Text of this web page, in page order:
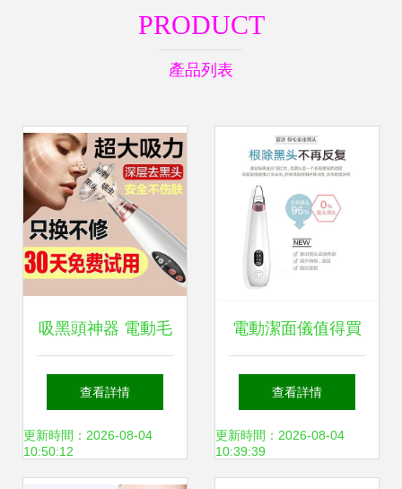
PRODUCT
產品列表
吸黑頭神器 電動毛
孔清潔儀，讓肌膚
呼吸自由
查看詳情
更新時間：2026-08-04
10:50:12
電動潔面儀值得買
嗎？深入評測了
GHD毛孔清潔器的
查看詳情
更新時間：2026-08-04
10:39:39